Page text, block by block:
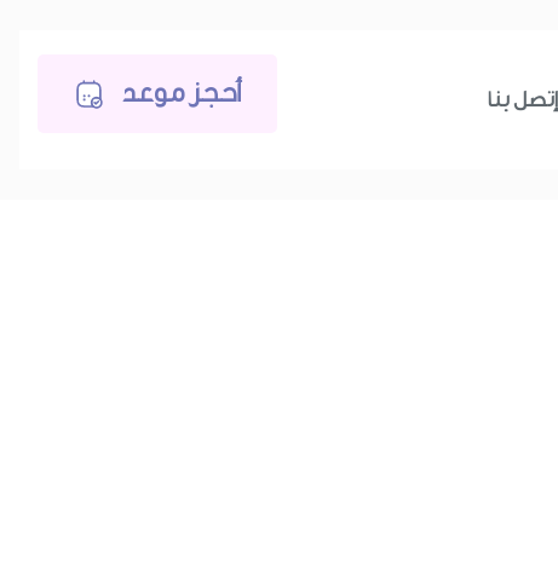
إتصل بنا أحجز موعد